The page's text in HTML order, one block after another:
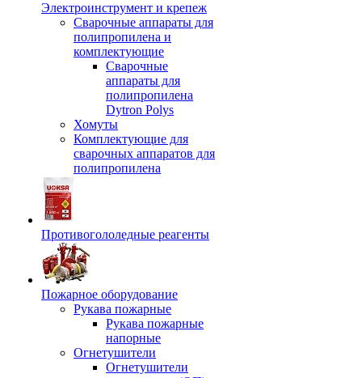
Электроинструмент и крепеж
Сварочные аппараты для
полипропилена и
комплектующие
Сварочные
аппараты для
полипропилена
Dytron Polys
Хомуты
Комплектующие для
сварочных аппаратов для
полипропилена
Противогололедные реагенты
Пожарное оборудование
Рукава пожарные
Рукава пожарные
напорные
Огнетушители
Огнетушители